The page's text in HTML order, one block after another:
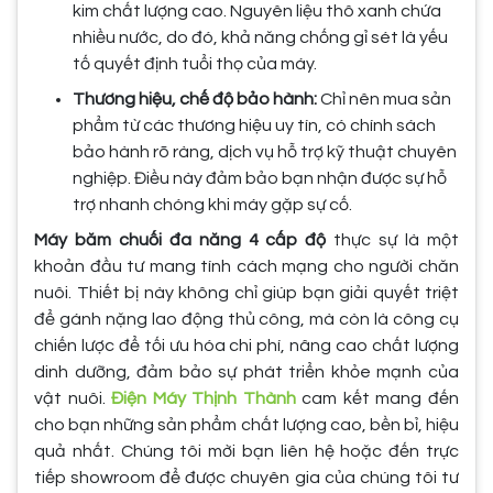
kim chất lượng cao. Nguyên liệu thô xanh chứa
nhiều nước, do đó, khả năng chống gỉ sét là yếu
tố quyết định tuổi thọ của máy.
Thương hiệu, chế độ bảo hành:Chỉ nên mua sản
phẩm từ các thương hiệu uy tín, có chính sách
bảo hành rõ ràng, dịch vụ hỗ trợ kỹ thuật chuyên
nghiệp. Điều này đảm bảo bạn nhận được sự hỗ
trợ nhanh chóng khi máy gặp sự cố.
Máy băm chuối đa năng 4 cấp độ thực sự là một
khoản đầu tư mang tính cách mạng cho người chăn
nuôi. Thiết bị này không chỉ giúp bạn giải quyết triệt
để gánh nặng lao động thủ công, mà còn là công cụ
chiến lược để tối ưu hóa chi phí, nâng cao chất lượng
dinh dưỡng, đảm bảo sự phát triển khỏe mạnh của
vật nuôi.Điện Máy Thịnh Thànhcam kết mang đến
cho bạn những sản phẩm chất lượng cao, bền bỉ, hiệu
quả nhất. Chúng tôi mời bạn liên hệ hoặc đến trực
tiếp showroom để được chuyên gia của chúng tôi tư